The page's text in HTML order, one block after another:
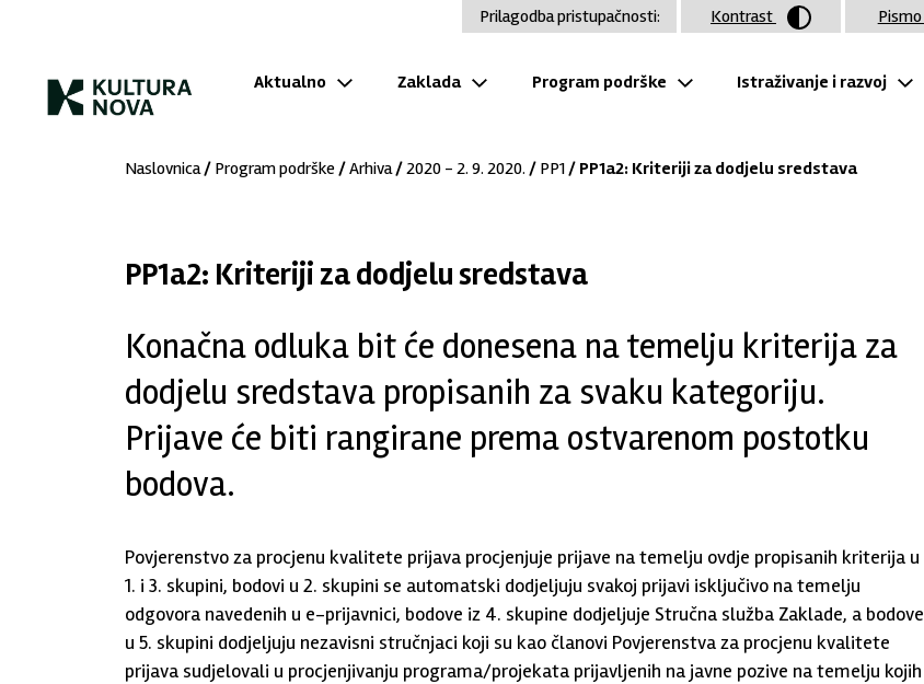
Aktualno Zaklada Program podrške Istraživanje i razvoj
Naslovnica/ Program podrške /Arhiva/2020 - 2. 9. 2020. / PP1/ PP1a2: Kriteriji za dodjelu sredstava
PP1a2: Kriteriji za dodjelu sredstava
Konačna odluka bit će donesena na temelju kriterija za
dodjelu sredstava propisanih za svaku kategoriju.
Prijave će biti rangirane prema ostvarenom postotku
bodova.
Povjerenstvo za procjenu kvalitete prijava procjenjuje prijave na temelju ovdje propisanih kriterija u
1. i 3. skupini, bodovi u 2. skupini se automatski dodjeljuju svakoj prijavi isključivo na temelju
odgovora navedenih u e-prijavnici, bodove iz 4. skupine dodjeljuje Stručna služba Zaklade, a bodove
u 5. skupini dodjeljuju nezavisni stručnjaci koji su kao članovi Povjerenstva za procjenu kvalitete
prijava sudjelovali u procjenjivanju programa/projekata prijavljenih na javne pozive na temelju kojih
Prilagodba pristupačnosti: Kontrast Pismo